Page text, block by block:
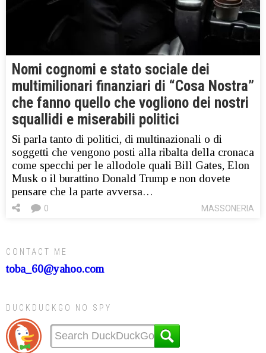
Nomi cognomi e stato sociale dei
multimilionari finanziari di “Cosa Nostra”
che fanno quello che vogliono dei nostri
squallidi e miserabili politici
Si parla tanto di politici, di multinazionali o di
soggetti che vengono posti alla ribalta della cronaca
come specchi per le allodole quali Bill Gates, Elon
Musk o il burattino Donald Trump e non dovete
pensare che la parte avversa…
MASSONERIA
0
CONTACT ME
toba_60@yahoo.com
DUCKDUCKGO NO SPY